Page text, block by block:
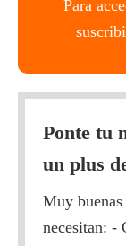
Para
Ponte tu
un plus
Muy
necesitan: -